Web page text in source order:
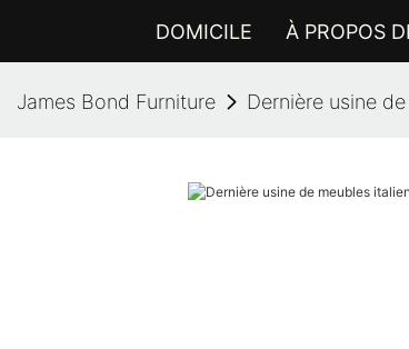
DOMICILE À PROPOS
James Bond Furniture Dernière usine